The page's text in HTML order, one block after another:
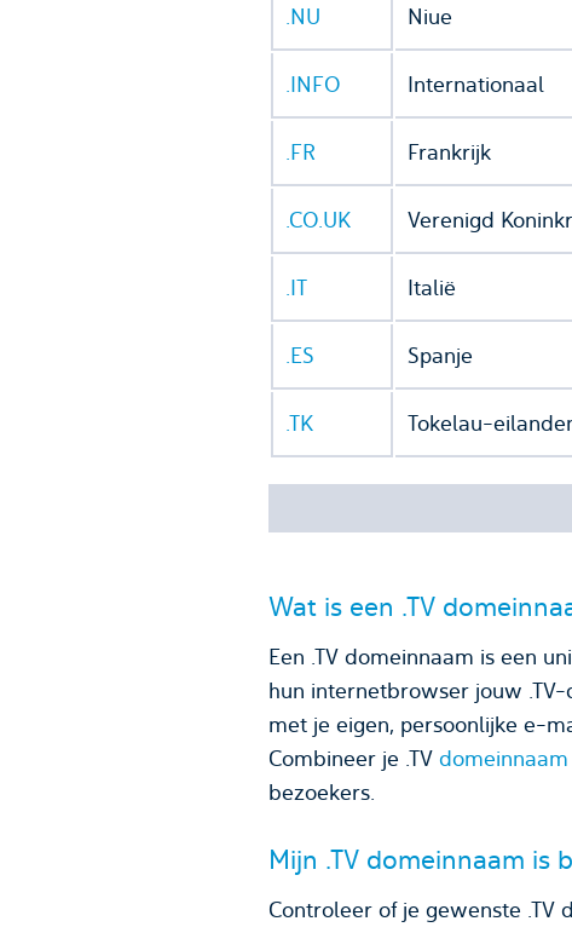
.NU Niue
.INFO Internationaal
.FR Frankrijk
.CO.UK Verenigd
.IT Italië
.ES Spanje
.TK Tokelau-
Wat is een .TV
Een .TV domeinnaam is een
hun internetbrowser jouw
met je eigen, persoonlijke e-mailadres. Een domeinnaam eindigt met een
Combineer je .TV
bezoekers.
Mijn .TV domeinnaam is
Controleer of je gewenste .TV